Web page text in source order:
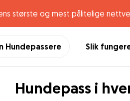
største og mest pålitelige
Hundepassere Slik
Hundepass i